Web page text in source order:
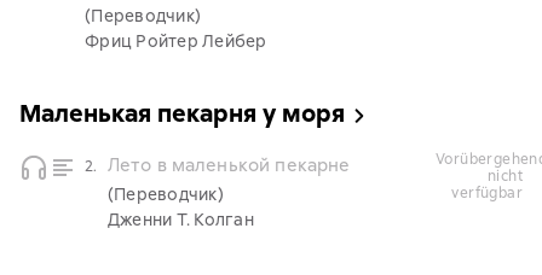
(Переводчик)
Фриц Ройтер Лейбер
Маленькая пекарня у моря
2. Лето в маленькой пекарне
(Переводчик)
Дженни Т. Колган
vorübergehend
nicht
verfügbar